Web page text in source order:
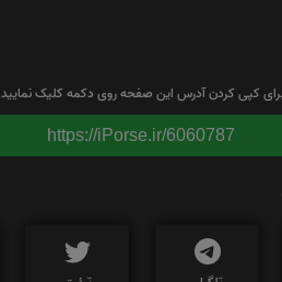
کپی کردن آدرس این صفحه روی دکمه کلیک نمایید
https://iPorse.ir/6060787